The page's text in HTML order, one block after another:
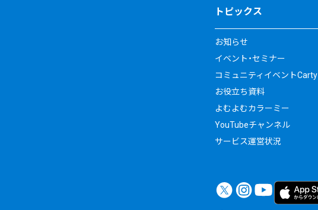
トピックス
お知らせ
イベント・セミナー
コミュニティイベントCarty
お役立ち資料
よむよむカラーミー
YouTubeチャンネル
サービス運営状況